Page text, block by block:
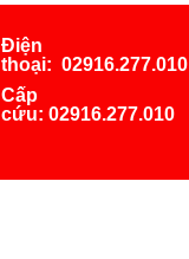
Điện
thoại: 02916.277.010
Cấp
cứu: 02916.277.010